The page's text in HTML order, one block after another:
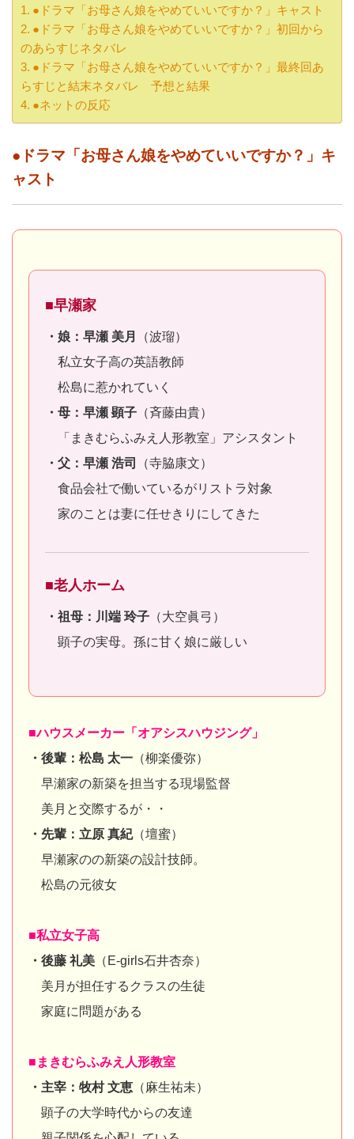
●ドラマ「お母さん娘をやめていいですか？」キャスト
●ドラマ「お母さん娘をやめていいですか？」初回から
のあらすじネタバレ
●ドラマ「お母さん娘をやめていいですか？」最終回あ
らすじと結末ネタバレ 予想と結果
●ネットの反応
●ドラマ「お母さん娘をやめていいですか？」キ
ャスト
■早瀬家
・娘：早瀬 美月
（波瑠）
私立女子高の英語教師
松島に惹かれていく
・母：早瀬 顕子 （斉藤由貴）
「まきむらふみえ人形教室」アシスタント
・父：早瀬 浩司
（寺脇康文）
食品会社で働いているがリストラ対象
家のことは妻に任せきりにしてきた
■老人ホーム
・祖母：川端 玲子 （大空眞弓）
顕子の実母。孫に甘く娘に厳しい
■ハウスメーカー「オアシスハウジング」
・後輩：松島 太一 （柳楽優弥）
早瀬家の新築を担当する現場監督
美月と交際するが・・
・先輩：立原 真紀（壇蜜）
早瀬家のの新築の設計技師。
松島の元彼女
■私立女子高
・後藤 礼美 （E-girls石井杏奈）
美月が担任するクラスの生徒
家庭に問題がある
■まきむらふみえ人形教室
・主宰：牧村 文恵 （麻生祐未）
顕子の大学時代からの友達